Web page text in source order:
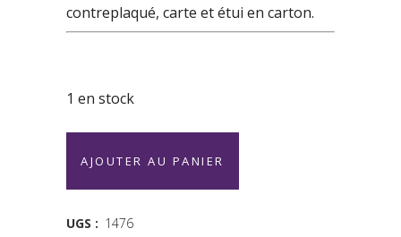
contreplaqué, carte et étui en carton.
1 en stock
-
AJOUTER AU PANIER
UGS : 1476